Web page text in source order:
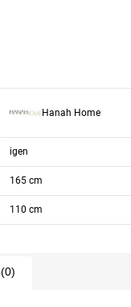
Hanah Home
igen
165 cm
110 cm
(0)